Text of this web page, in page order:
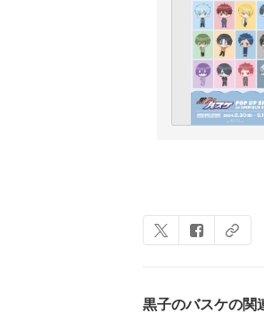
黒子のバスケの関